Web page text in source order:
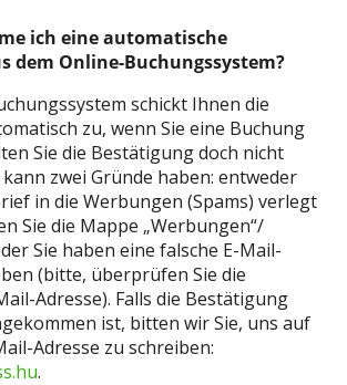
ich eine automatische
dem Online-Buchungssystem?
schickt Ihnen die
zu, wenn Sie eine Buchung
Sie die Bestätigung doch nicht
zwei Gründe haben: entweder
in die Werbungen (Spams) verlegt
Sie die Mappe „Werbungen“/
Sie haben eine falsche E-Mail-
(bitte, überprüfen Sie die
Adresse). Falls die Bestätigung
ist, bitten wir Sie, uns auf
Adresse zu schreiben:
.